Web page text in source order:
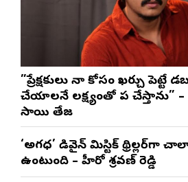
”ప్రేక్షకులు నా కోసం ఖర్చు పెట్టే
చేయాలనే లక్ష్యంతో పని చేస్తాను”
సాయి తేజ
‘అగధ’ డివైన్ మిస్టిక్ థ్రిల్లర్‌గా
ఉంటుంది – హీరో శ్రవణ్ రెడ్డి